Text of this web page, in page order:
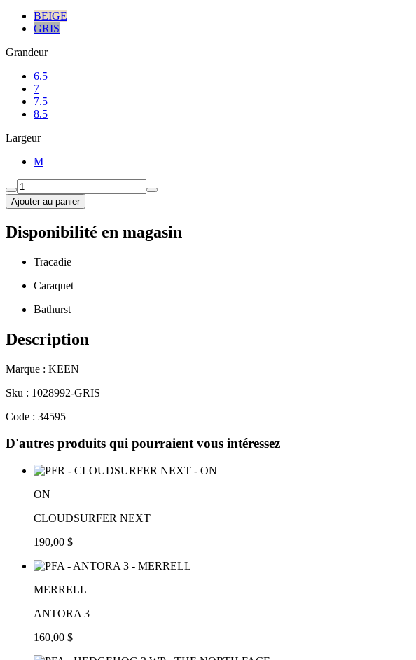
BEIGE
GRIS
Grandeur
6.5
7
7.5
8.5
Largeur
M
Ajouter au panier
Disponibilité en magasin
Tracadie
Caraquet
Bathurst
Description
Marque : KEEN
Sku : 1028992-GRIS
Code : 34595
D'autres produits qui pourraient vous intéressez
ON
CLOUDSURFER NEXT
190,00 $
MERRELL
ANTORA 3
160,00 $